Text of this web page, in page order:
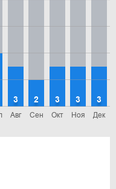
Авг
3
Сен
2
Окт
3
Ноя
3
Дек
3